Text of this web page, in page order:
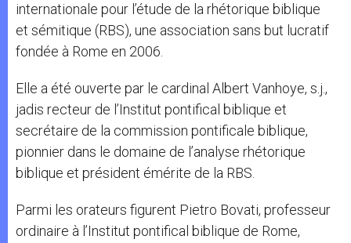
internationale pour l’étude de la rhétorique biblique
et sémitique (RBS), une association sans but lucratif
fondée à Rome en 2006.
Elle a été ouverte par le cardinal Albert Vanhoye, s.j.,
jadis recteur de l’Institut pontifical biblique et
secrétaire de la commission pontificale biblique,
pionnier dans le domaine de l’analyse rhétorique
biblique et président émérite de la RBS.
Parmi les orateurs figurent Pietro Bovati, professeur
ordinaire à l’Institut pontifical biblique de Rome,